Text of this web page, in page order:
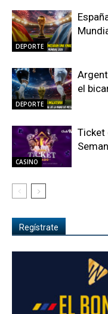
DEPORTE
DEPORTE
el
CASINO
Ticket
Regístrate